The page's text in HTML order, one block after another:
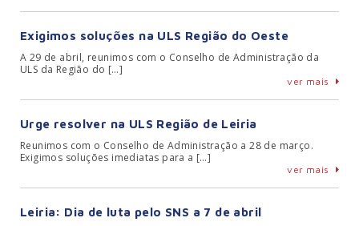
Exigimos soluções na ULS Região do Oeste
A 29 de abril, reunimos com o Conselho de Administração da
ULS da Região do […]
ver mais
Urge resolver na ULS Região de Leiria
Reunimos com o Conselho de Administração a 28 de março.
Exigimos soluções imediatas para a […]
ver mais
Leiria: Dia de luta pelo SNS a 7 de abril